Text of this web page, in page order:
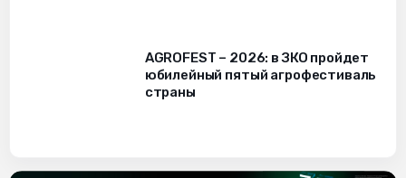
AGROFEST – 2026: в ЗКО пройдет
юбилейный пятый агрофестиваль
страны